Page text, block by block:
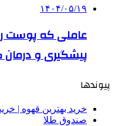
۱۴۰۴/۰۵/۱۹
عاملی که پوست
پیشگیری و درمان
پیوندها
خرید بهترین قهوه |
صندوق طلا